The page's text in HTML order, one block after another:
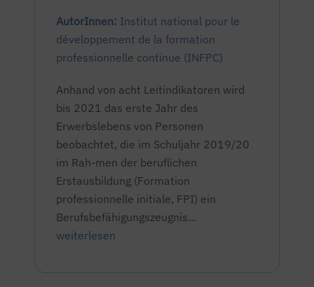
AutorInnen: Institut national pour le
développement de la formation
professionnelle continue (INFPC)
Anhand von acht Leitindikatoren wird
bis 2021 das erste Jahr des
Erwerbslebens von Personen
beobachtet, die im Schuljahr 2019/20
im Rah-men der beruflichen
Erstausbildung (Formation
professionnelle initiale, FPI) ein
Berufsbefähigungszeugnis...
weiterlesen